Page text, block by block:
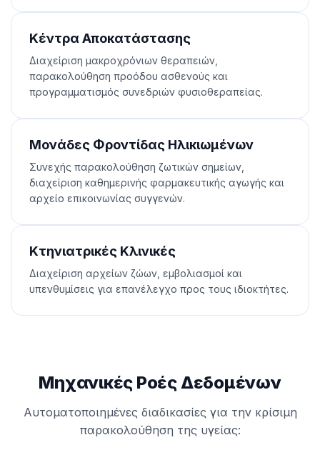
Κέντρα Αποκατάστασης
Διαχείριση μακροχρόνιων θεραπειών,
παρακολούθηση προόδου ασθενούς και
προγραμματισμός συνεδριών φυσιοθεραπείας.
Μονάδες Φροντίδας Ηλικιωμένων
Συνεχής παρακολούθηση ζωτικών σημείων,
διαχείριση καθημερινής φαρμακευτικής αγωγής και
αρχείο επικοινωνίας συγγενών.
Κτηνιατρικές Κλινικές
Διαχείριση αρχείων ζώων, εμβολιασμοί και
υπενθυμίσεις για επανέλεγχο προς τους ιδιοκτήτες.
Μηχανικές Ροές Δεδομένων
Αυτοματοποιημένες διαδικασίες για την κρίσιμη
παρακολούθηση της υγείας: